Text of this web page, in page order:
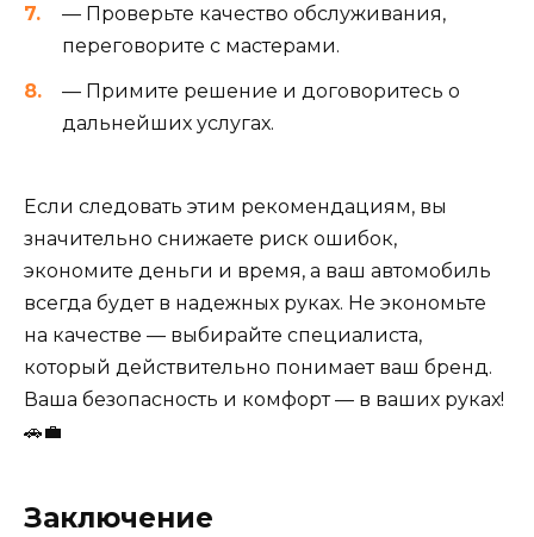
— Проверьте качество обслуживания,
переговорите с мастерами.
— Примите решение и договоритесь о
дальнейших услугах.
Если следовать этим рекомендациям, вы
значительно снижаете риск ошибок,
экономите деньги и время, а ваш автомобиль
всегда будет в надежных руках. Не экономьте
на качестве — выбирайте специалиста,
который действительно понимает ваш бренд.
Ваша безопасность и комфорт — в ваших руках!
🚗💼
Заключение